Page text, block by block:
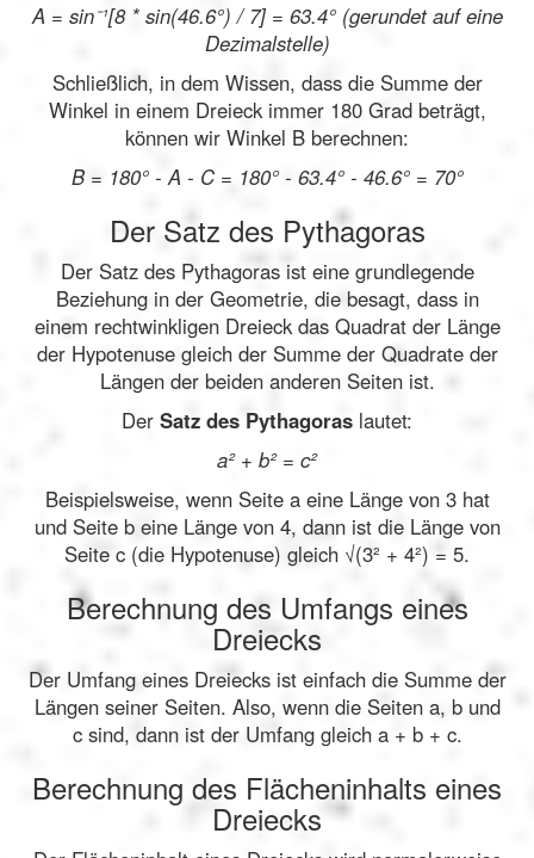
A = sin⁻¹[8 * sin(46.6°) / 7] = 63.4° (gerundet auf eine
Dezimalstelle)
Schließlich, in dem Wissen, dass die Summe der
Winkel in einem Dreieck immer 180 Grad beträgt,
können wir Winkel B berechnen:
B = 180° - A - C = 180° - 63.4° - 46.6° = 70°
Der Satz des Pythagoras
Der Satz des Pythagoras ist eine grundlegende
Beziehung in der Geometrie, die besagt, dass in
einem rechtwinkligen Dreieck das Quadrat der Länge
der Hypotenuse gleich der Summe der Quadrate der
Längen der beiden anderen Seiten ist.
Der Satz des Pythagoras lautet:
a² + b² = c²
Beispielsweise, wenn Seite a eine Länge von 3 hat
und Seite b eine Länge von 4, dann ist die Länge von
Seite c (die Hypotenuse) gleich √(3² + 4²) = 5.
Berechnung des Umfangs eines
Dreiecks
Der Umfang eines Dreiecks ist einfach die Summe der
Längen seiner Seiten. Also, wenn die Seiten a, b und
c sind, dann ist der Umfang gleich a + b + c.
Berechnung des Flächeninhalts eines
Dreiecks